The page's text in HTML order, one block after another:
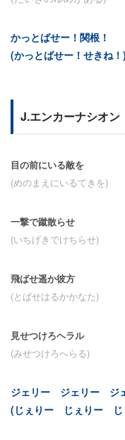
かっとばせー！関根！
(かっとばせー！せきね！)
J.エンカーナシオン
目の前にいる敵を
(めのまえにいるてきを)
一撃で蹴散らせ
(いちげきでけちらせ)
飛ばせ遥か彼方
(とばせはるかかなた)
見せつけろヘラル
(みせつけろへらる)
ジェリー ジェリー ジ
(じぇりー じぇりー じ